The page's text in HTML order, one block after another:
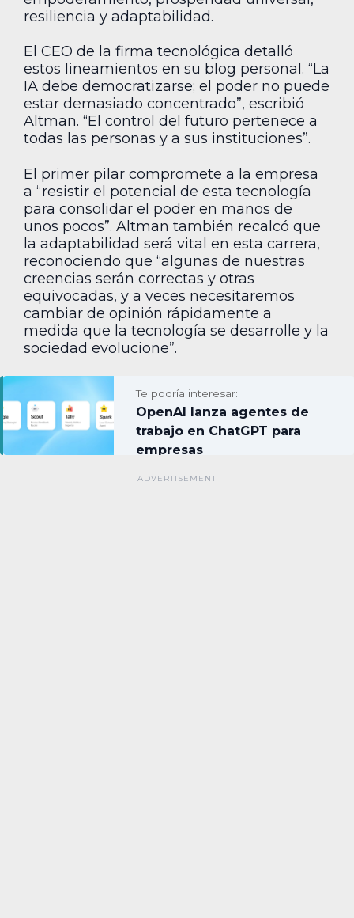
resiliencia y adaptabilidad.
El CEO de la firma tecnológica detalló
estos lineamientos en su blog personal. “La
IA debe democratizarse; el poder no puede
estar demasiado concentrado”, escribió
Altman. “El control del futuro pertenece a
todas las personas y a sus instituciones”.
El primer pilar compromete a la empresa
a “resistir el potencial de esta tecnología
para consolidar el poder en manos de
unos pocos”. Altman también recalcó que
la adaptabilidad será vital en esta carrera,
reconociendo que “algunas de nuestras
creencias serán correctas y otras
equivocadas, y a veces necesitaremos
cambiar de opinión rápidamente a
medida que la tecnología se desarrolle y la
sociedad evolucione”.
Te podría interesar:
OpenAI lanza agentes de
trabajo en ChatGPT para
empresas